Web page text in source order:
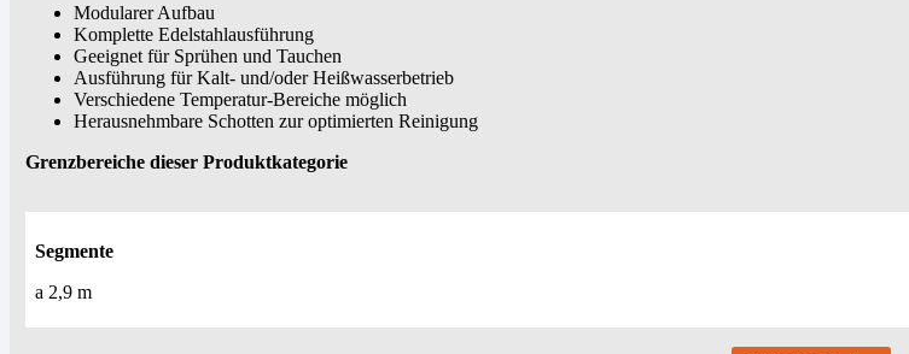
Modularer Aufbau
Komplette Edelstahlausführung
Geeignet für Sprühen und Tauchen
Ausführung für Kalt- und/oder Heißwasserbetrieb
Verschiedene Temperatur-Bereiche möglich
Herausnehmbare Schotten zur optimierten Reinigung
Grenzbereiche dieser Produktkategorie
Segmente
a 2,9 m